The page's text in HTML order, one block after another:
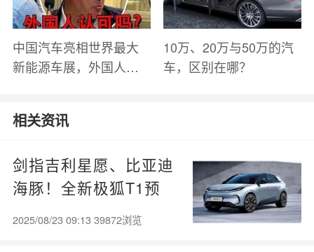
中国汽车亮相世界最大
新能源车展，外国人怎
10万、20万与50万的汽
车，区别在哪？
相关资讯
剑指吉利星愿、比亚迪
海豚！全新极狐T1预
2025/08/23 09:13 39872浏览